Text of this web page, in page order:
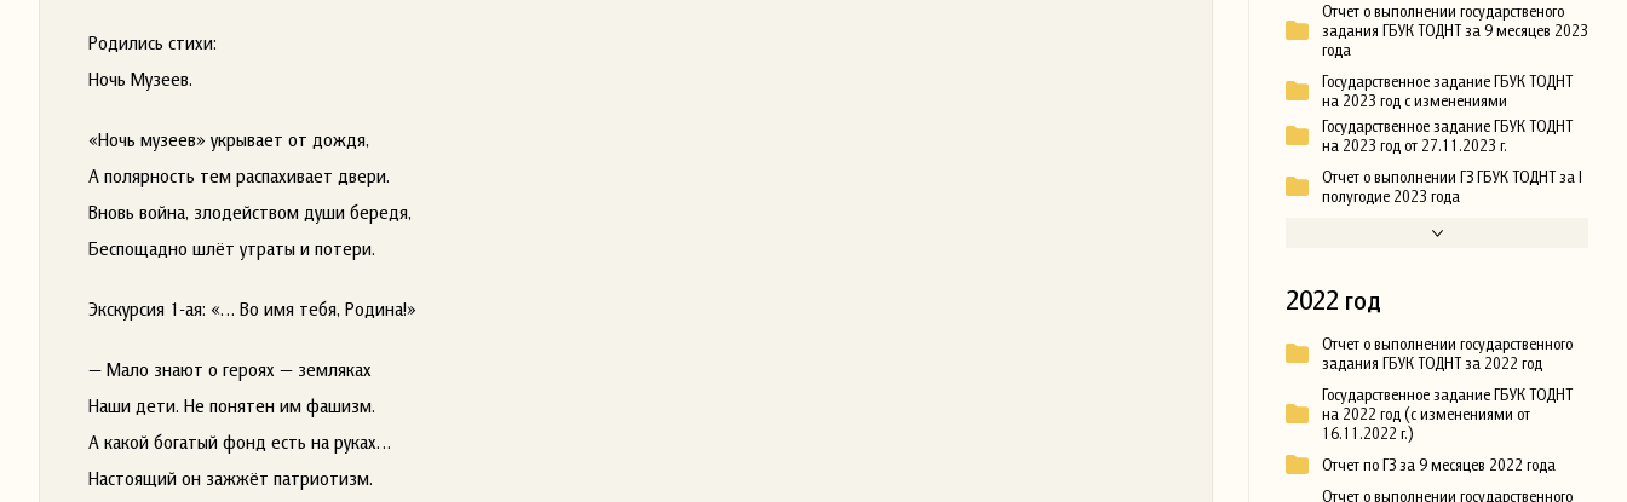
Родились стихи:
Ночь Музеев.
«Ночь музеев» укрывает от дождя,
А полярность тем распахивает двери.
Вновь война, злодейством души бередя,
Беспощадно шлёт утраты и потери.
Экскурсия 1-ая: «… Во имя тебя, Родина!»
— Мало знают о героях — земляках
Наши дети. Не понятен им фашизм.
А какой богатый фонд есть на руках…
Настоящий он зажжёт патриотизм.
Отчет о выполнении государственого
задания ГБУК ТОДНТ за 9 месяцев 2023
года
Государственное задание ГБУК ТОДНТ
на 2023 год с изменениями
Государственное задание ГБУК ТОДНТ
на 2023 год от 27.11.2023 г.
Отчет о выполнении ГЗ ГБУК ТОДНТ за I
полугодие 2023 года
2022 год
Отчет о выполнении государственного
задания ГБУК ТОДНТ за 2022 год
Государственное задание ГБУК ТОДНТ
на 2022 год (с изменениями от
16.11.2022 г.)
Отчет по ГЗ за 9 месяцев 2022 года
Отчет о выполнении государственного